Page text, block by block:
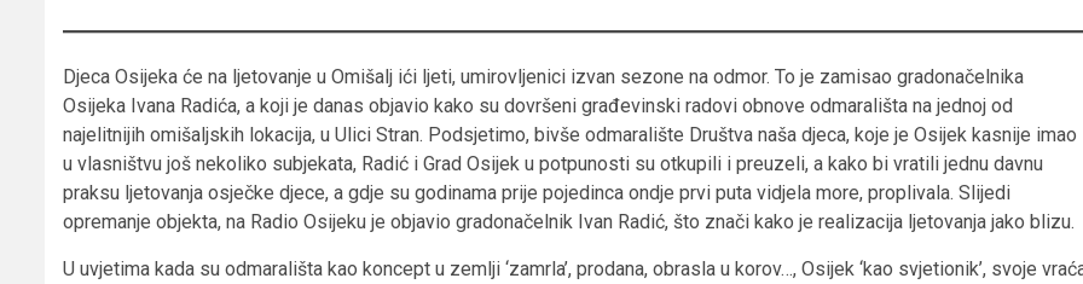
Djeca Osijeka će na ljetovanje u Omišalj ići ljeti, umirovljenici izvan sezone na odmor. To je zamisao gradonačelnika
Osijeka Ivana Radića, a koji je danas objavio kako su dovršeni građevinski radovi obnove odmarališta na jednoj od
najelitnijih omišaljskih lokacija, u Ulici Stran. Podsjetimo, bivše odmaralište Društva naša djeca, koje je Osijek kasnije imao
u vlasništvu još nekoliko subjekata, Radić i Grad Osijek u potpunosti su otkupili i preuzeli, a kako bi vratili jednu davnu
praksu ljetovanja osječke djece, a gdje su godinama prije pojedinca ondje prvi puta vidjela more, proplivala. Slijedi
opremanje objekta, na Radio Osijeku je objavio gradonačelnik Ivan Radić, što znači kako je realizacija ljetovanja jako blizu.
U uvjetima kada su odmarališta kao koncept u zemlji ‘zamrla’, prodana, obrasla u korov…, Osijek ‘kao svjetionik’, svoje